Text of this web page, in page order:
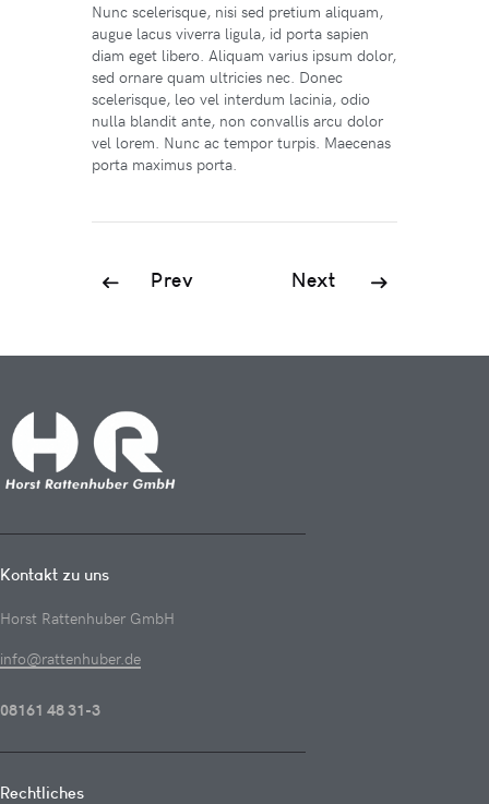
Nunc scelerisque, nisi sed pretium aliquam,
augue lacus viverra ligula, id porta sapien
diam eget libero. Aliquam varius ipsum dolor,
sed ornare quam ultricies nec. Donec
scelerisque, leo vel interdum lacinia, odio
nulla blandit ante, non convallis arcu dolor
vel lorem. Nunc ac tempor turpis. Maecenas
porta maximus porta.
Prev Next
Kontakt zu uns
Horst Rattenhuber GmbH
info@rattenhuber.de
08161 48 31-3
Rechtliches